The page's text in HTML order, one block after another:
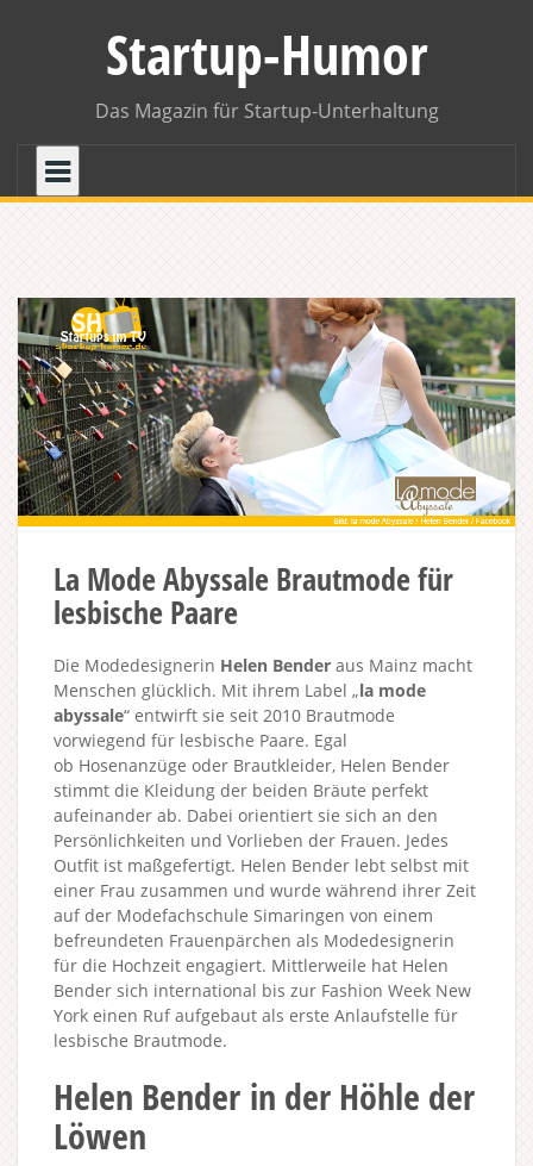
Startup-Humor
Das Magazin für Startup-Unterhaltung
La Mode Abyssale Brautmode für
lesbische Paare
Die Modedesignerin Helen Bender aus Mainz macht
Menschen glücklich. Mit ihrem Label „la mode
abyssale“ entwirft sie seit 2010 Brautmode
vorwiegend für lesbische Paare. Egal
ob Hosenanzüge oder Brautkleider, Helen Bender
stimmt die Kleidung der beiden Bräute perfekt
aufeinander ab. Dabei orientiert sie sich an den
Persönlichkeiten und Vorlieben der Frauen. Jedes
Outfit ist maßgefertigt. Helen Bender lebt selbst mit
einer Frau zusammen und wurde während ihrer Zeit
auf der Modefachschule Simaringen von einem
befreundeten Frauenpärchen als Modedesignerin
für die Hochzeit engagiert. Mittlerweile hat Helen
Bender sich international bis zur Fashion Week New
York einen Ruf aufgebaut als erste Anlaufstelle für
lesbische Brautmode.
Helen Bender in der Höhle der
Löwen